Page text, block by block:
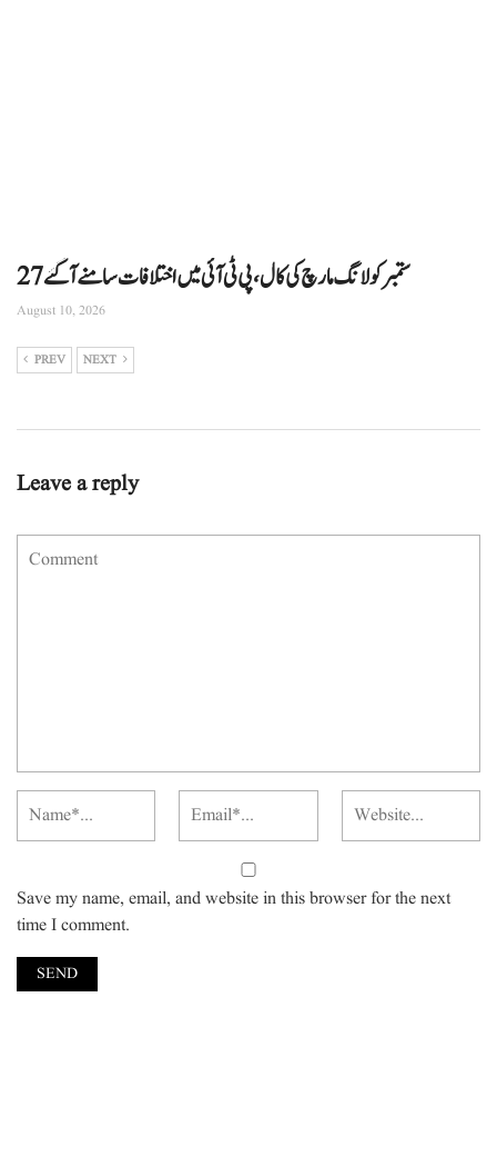
27ستمبر کو لانگ مارچ کی کال، پی ٹی آئی میں اختلافات سامنے آگئے
August 10, 2026
PREV NEXT
Leave a reply
Save my name, email, and website in this browser for the next
time I comment.